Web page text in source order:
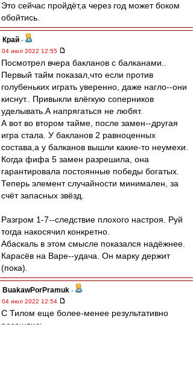
Это сейчас пройдёт,а через год может боком
обойтись.
Край -
04 июл 2022 12:55
Посмотрел вчера бакланов с балканами..
Первый тайм показал,что если против
голубеньких играть уверенно, даже нагло--они
киснут.. Привыкли влёгкую соперников
уделывать.А напрягаться не любят.
А вот во втором тайме, после замен--другая
игра стала. У бакланов 2 равноценных
состава,а у балканов вышли какие-то неумехи.
Когда фифа 5 замен разрешила, она
гарантировала постоянные победы богатых.
Теперь элемент случайности минимален, за
счёт запасных звёзд.
Разгром 1-7--следствие плохого настроя. Руй
тогда накосячил конкретно.
Абаскаль в этом смысле показался надёжнее.
Карасёв на Варе--удача. Он марку держит
(пока).
BuakawPorPramuk -
04 июл 2022 12:54
С Тилом еще более-менее результативно
разошлись.